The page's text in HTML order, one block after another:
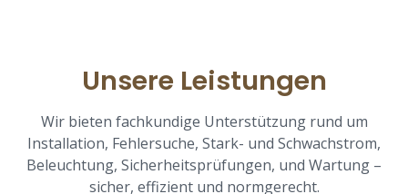
Unsere Leistungen
Wir bieten fachkundige Unterstützung rund um
Installation, Fehlersuche, Stark- und Schwachstrom,
Beleuchtung, Sicherheitsprüfungen, und Wartung –
sicher, effizient und normgerecht.